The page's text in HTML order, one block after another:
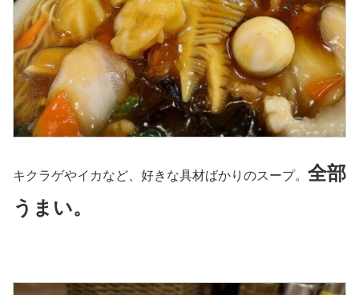
キクラゲやイカなど、好きな具材ばかりのスープ。 全部
うまい。